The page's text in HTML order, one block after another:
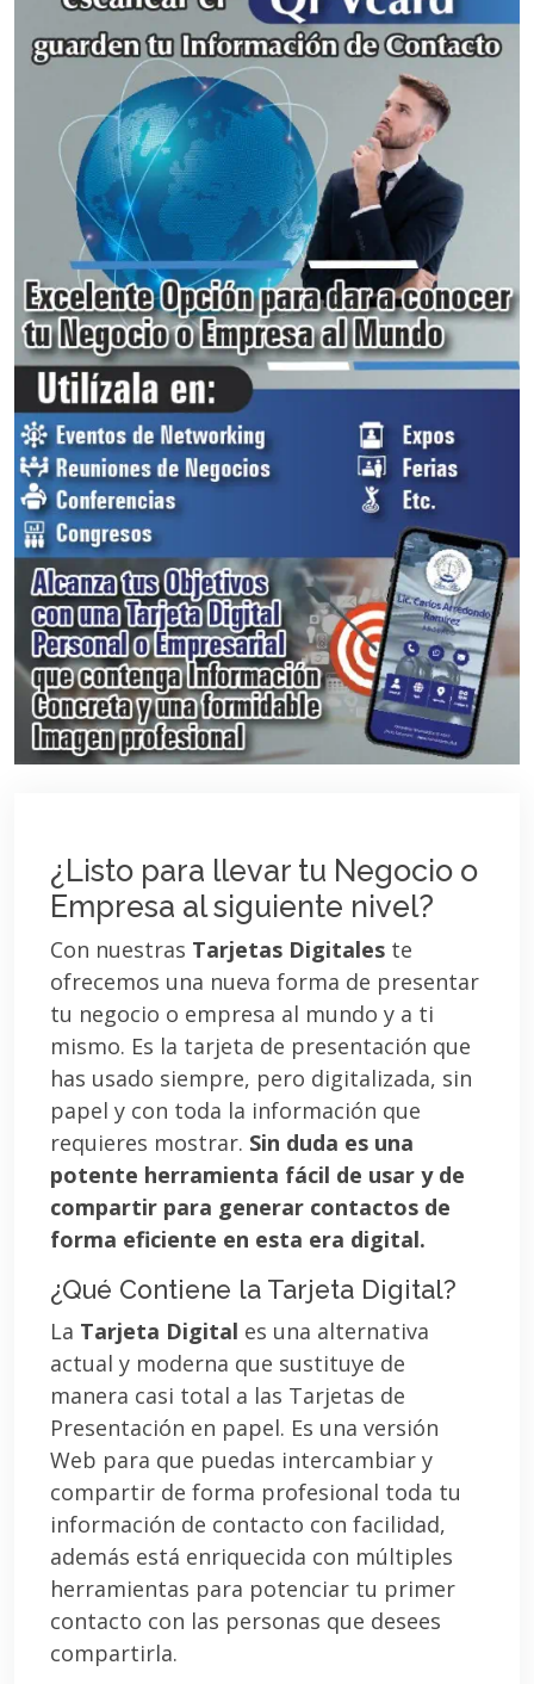
¿Listo para llevar tu Negocio o
Empresa al siguiente nivel?
Con nuestras Tarjetas Digitales te
ofrecemos una nueva forma de presentar
tu negocio o empresa al mundo y a ti
mismo. Es la tarjeta de presentación que
has usado siempre, pero digitalizada, sin
papel y con toda la información que
requieres mostrar. Sin duda es una
potente herramienta fácil de usar y de
compartir para generar contactos de
forma eficiente en esta era digital.
¿Qué Contiene la Tarjeta Digital?
La Tarjeta Digital es una alternativa
actual y moderna que sustituye de
manera casi total a las Tarjetas de
Presentación en papel. Es una versión
Web para que puedas intercambiar y
compartir de forma profesional toda tu
información de contacto con facilidad,
además está enriquecida con múltiples
herramientas para potenciar tu primer
contacto con las personas que desees
compartirla.